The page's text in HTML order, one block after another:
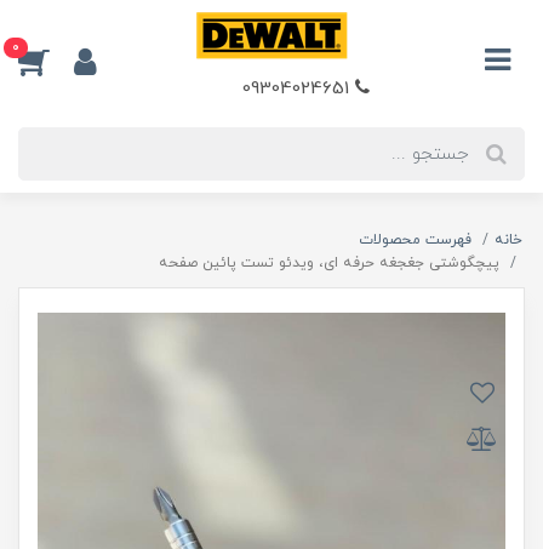
0
خانه
فهرست محصولات
پیچگوشتی جغجغه حرفه ای، ویدئو تست پائین صفحه